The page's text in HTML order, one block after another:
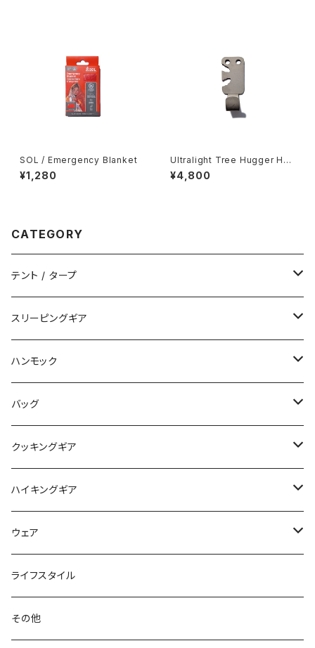
SOL / Emergency Blanket
¥1,280
Ultralight Tree Hugger Ho
ok
¥4,800
CATEGORY
テント / タープ
タープ / シェルター
ペグ / ステークス
アクセサリー
スリーピングギア
シュラフ / キルト
ビビィ
マット
ピロー
ハンモック
ハンモック
アクセサリー
バッグ
バックパック
サコッシュ / ウェストポーチ
トートバッグ
パックアクセサリー
クッキングギア
バーナー / ストーブ / 燃料
クッカー / カップ
カトラリー
ボトル
ハイキングギア
ストック
スノーシュー / アイゼン
スタッフサック
ウェア
トップス
ハードシェル / レインウェア
ウェアアクセサリー
ライフスタイル
その他